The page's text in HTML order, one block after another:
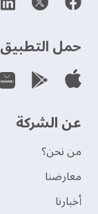
حمل التطبيق
عن الشركة
من نحن؟
‫معارضنا‬
‫أخبارنا‬